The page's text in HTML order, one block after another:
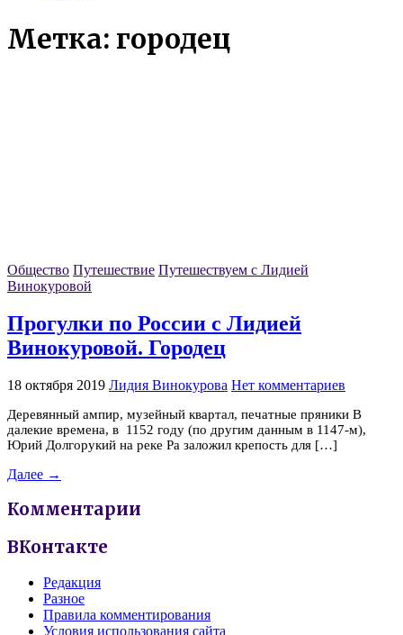
Метка: городец
Общество Путешествие Путешествуем с Лидией
Винокуровой
Прогулки по России с Лидией
Винокуровой. Городец
18 октября 2019 Лидия Винокурова Нет комментариев
Деревянный ампир, музейный квартал, печатные пряники В
далекие времена, в 1152 году (по другим данным в 1147-м),
Юрий Долгорукий на реке Ра заложил крепость для […]
Далее →
Комментарии
ВКонтакте
Редакция
Разное
Правила комментирования
Условия использования сайта